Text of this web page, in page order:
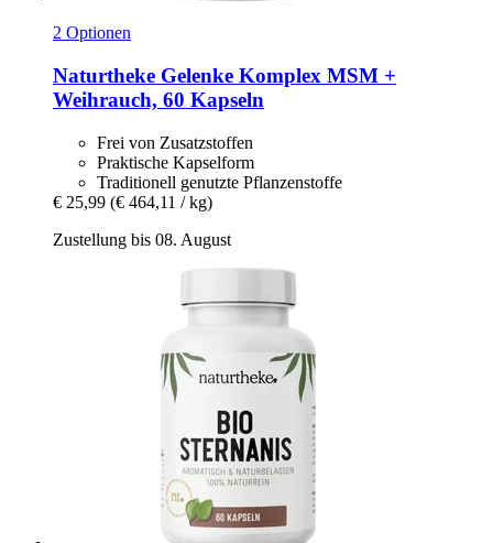
2 Optionen
Naturtheke Gelenke Komplex MSM +
Weihrauch, 60 Kapseln
Frei von Zusatzstoffen
Praktische Kapselform
Traditionell genutzte Pflanzenstoffe
€ 25,99 (€ 464,11 / kg)
Zustellung bis 08. August